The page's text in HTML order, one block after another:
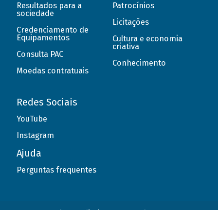
Resultados para a
sociedade
Credenciamento de
Equipamentos
Consulta PAC
Moedas contratuais
Patrocínios
Licitações
Cultura e economia
criativa
Conhecimento
Redes Sociais
YouTube
Instagram
Ajuda
Perguntas frequentes